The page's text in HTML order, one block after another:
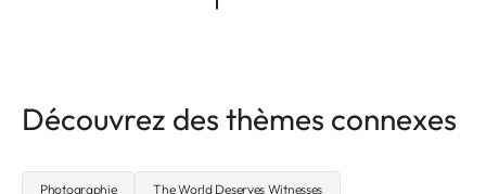
Découvrez des thèmes connexes
Photographie The World Deserves Witnesses